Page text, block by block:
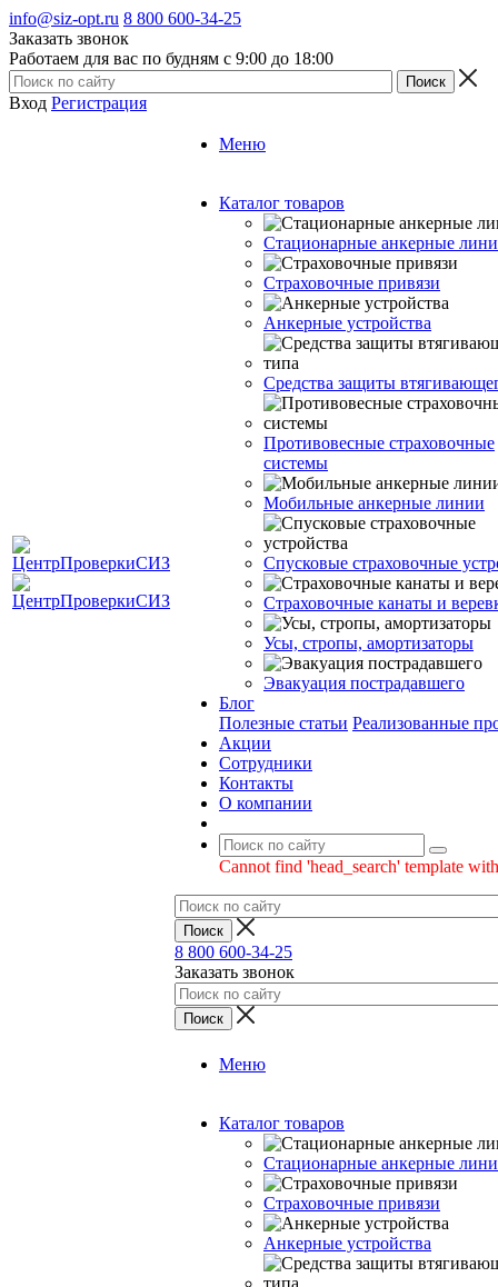
info@siz-opt.ru 8 800 600-34-25
Заказать звонок
Работаем для вас по будням с 9:00 до 18:00
Вход Регистрация
Меню
Каталог товаров
Стационарные анкерные
Страховочные привязи
Анкерные устройства
Средства защиты
Противовесные страховочные
системы
Мобильные анкерные линии
Спусковые страховочные
Страховочные канаты и
Усы, стропы, амортизаторы
Эвакуация пострадавшего
Блог
Полезные статьи Реализованные
Акции
Сотрудники
Контакты
О компании
Cannot find 'head_search' template
8 800 600-34-25
Заказать звонок
Меню
Каталог товаров
Стационарные анкерные
Страховочные привязи
Анкерные устройства